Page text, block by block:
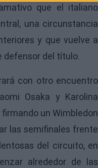
que el italiano
una circunstancia
y que vuelve a
defensor del título.
con otro encuentro
Osaka y Karolina
un Wimbledon
las semifinales frente
del circuito, en
alrededor de las